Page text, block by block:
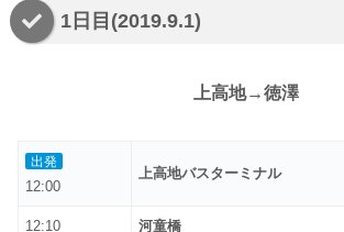
1日目(2019.9.1)
上高地→徳澤
出発
12:00
上高地バスターミナル
12:10 河童橋